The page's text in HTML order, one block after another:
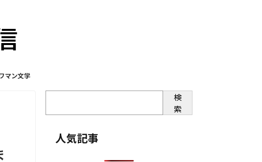
マン文学
検
索
人気記事